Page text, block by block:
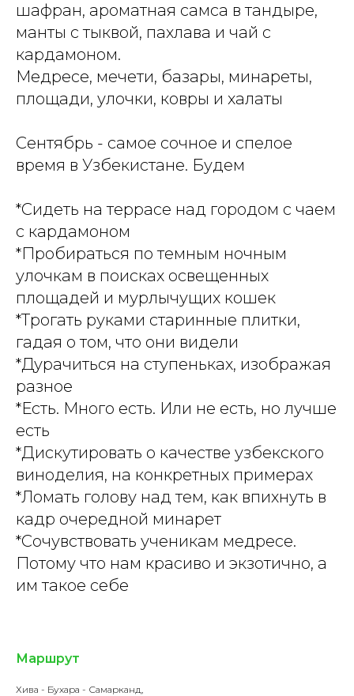
шафран, ароматная самса в тандыре,
манты с тыквой, пахлава и чай с
кардамоном.
Медресе, мечети, базары, минареты,
площади, улочки, ковры и халаты
Сентябрь - самое сочное и спелое
время в Узбекистане. Будем
*Сидеть на террасе над городом с чаем
с кардамоном
*Пробираться по темным ночным
улочкам в поисках освещенных
площадей и мурлычущих кошек
*Трогать руками старинные плитки,
гадая о том, что они видели
*Дурачиться на ступеньках, изображая
разное
*Есть. Много есть. Или не есть, но лучше
есть
*Дискутировать о качестве узбекского
виноделия, на конкретных примерах
*Ломать голову над тем, как впихнуть в
кадр очередной минарет
*Сочувствовать ученикам медресе.
Потому что нам красиво и экзотично, а
им такое себе
Маршрут
Хива - Бухара - Самарканд,